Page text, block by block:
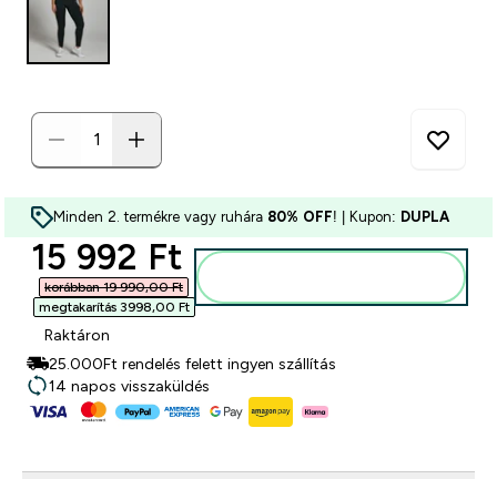
Minden 2. termékre vagy ruhára 80% OFF! | Kupon: DUPLA
discounted price
15 992 Ft‎
korábban 19 990,00 Ft‎
megtakarítás 3998,00 Ft‎
Raktáron
25.000Ft rendelés felett ingyen szállítás
14 napos visszaküldés